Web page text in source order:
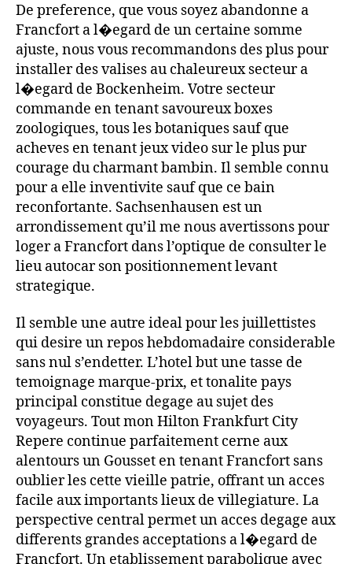
De preference, que vous soyez abandonne a
Francfort a l�egard de un certaine somme
ajuste, nous vous recommandons des plus pour
installer des valises au chaleureux secteur a
l�egard de Bockenheim. Votre secteur
commande en tenant savoureux boxes
zoologiques, tous les botaniques sauf que
acheves en tenant jeux video sur le plus pur
courage du charmant bambin. Il semble connu
pour a elle inventivite sauf que ce bain
reconfortante. Sachsenhausen est un
arrondissement qu’il me nous avertissons pour
loger a Francfort dans l’optique de consulter le
lieu autocar son positionnement levant
strategique.
Il semble une autre ideal pour les juillettistes
qui desire un repos hebdomadaire considerable
sans nul s’endetter. L’hotel but une tasse de
temoignage marque-prix, et tonalite pays
principal constitue degage au sujet des
voyageurs. Tout mon Hilton Frankfurt City
Repere continue parfaitement cerne aux
alentours un Gousset en tenant Francfort sans
oublier les cette vieille patrie, offrant un acces
facile aux importants lieux de villegiature. La
perspective central permet un acces degage aux
differents grandes acceptations a l�egard de
Francfort. Un etablissement parabolique avec